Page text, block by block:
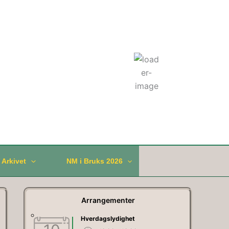
12
Spredte Skyer
Arkivet NM i Bruks 2026
Arrangementer
Hverdagslydighet